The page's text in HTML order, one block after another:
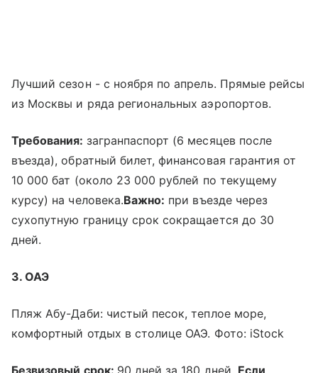
Лучший сезон - с ноября по апрель. Прямые рейсы
из Москвы и ряда региональных аэропортов.
Требования: загранпаспорт (6 месяцев после
въезда), обратный билет, финансовая гарантия от
10 000 бат (около 23 000 рублей по текущему
курсу) на человека.Важно: при въезде через
сухопутную границу срок сокращается до 30
дней.
3. ОАЭ
Пляж Абу-Даби: чистый песок, теплое море,
комфортный отдых в столице ОАЭ. Фото: iStock
Безвизовый срок: 90 дней за 180 дней. Если